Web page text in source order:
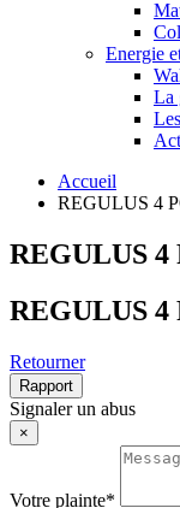
Energie
La
Accueil
REGULUS 4
REGULUS 4
REGULUS 4
Retourner
Rapport
Signaler un abus
×
Votre plainte*